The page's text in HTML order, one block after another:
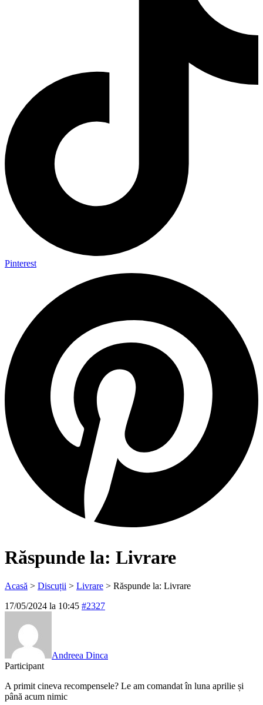
Pinterest
Răspunde la: Livrare
Acasă > Discuții > Livrare > Răspunde la: Livrare
17/05/2024 la 10:45 #2327
Andreea Dinca
Participant
A primit cineva recompensele? Le am comandat în luna aprilie și
până acum nimic